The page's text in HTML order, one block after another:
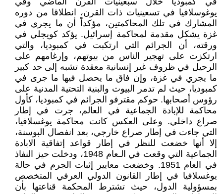
يوغوسلافيا في تسعينيات ذات القرن، انطلاقا من دوره
المشارك في تلك المحاكمتين، مؤكداً أن ما يجري في
غزة يشكل مقدمة لمحاكمة إسرائيل. يؤكد كويجلي في
ورقته، أن الجرائم التي ارتكبت في كمبوديا، والتي
ارتكزت على تهجير الناس من بيوتهم، وإرغامهم على
الرحيل في ظروف غير إنسانية معقدة تشبه إلى حد كبير
ما يجري في غزة، وإن فاق ما يحصل فيها ما جرى في
كمبوديا، حيث لم تدمر البيوت والبنية التحتية المدنية على
رؤوس أصحابها. حوكم مقترفو الجرائم في كمبوديا، كأول
محاكمة للإبادة الجماعية في العالم، جرت في إطار
صراع داخلي. وعلى العكس كانت محاكمة يوغسلافيا،
التي جاءت في إطار صراع خارجي، بعد انفصال البوسنة،
إلا أنها خضعت للنظر في إطار قواعد إتفاقية الابادة
الجماعية التي وقعت في الـعام 1948، ودخلت حيز النفاذ
في العام 1951. وخضعت معايير إثبات الجرم في حالة
يوغسلافيا في إطار القانون الدولي العرفي المتخصص
بمسؤولية الدول، حيث تشترط المحكمة قناعتها بأن